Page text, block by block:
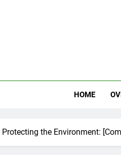
HOME
Protecting the Environment: